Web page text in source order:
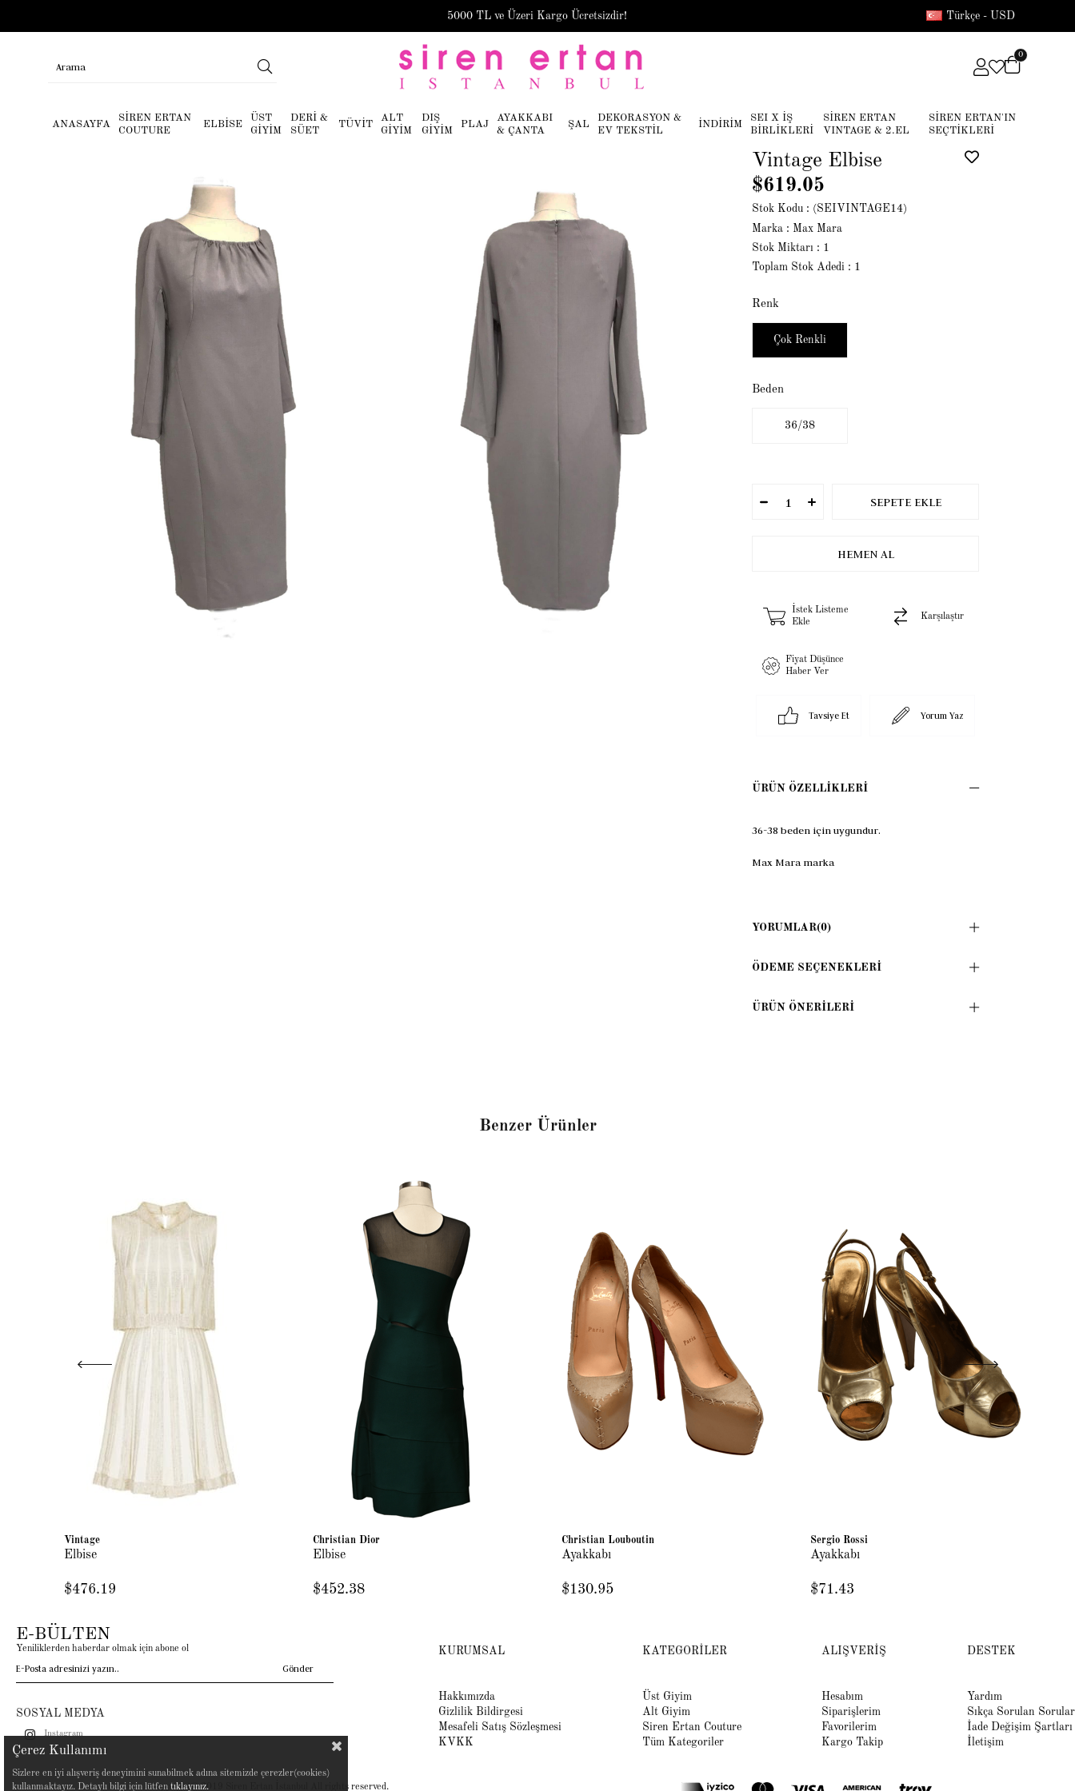
5000 TL ve Üzeri Kargo Ücretsizdir! Türkçe - USD
0
ANASAYFA
SİREN ERTAN
COUTURE
ELBİSE
ÜST
GİYİM
DERİ &
SÜET
TÜVİT
ALT
GİYİM
DIŞ
GİYİM
PLAJ
AYAKKABI
& ÇANTA
ŞAL
DEKORASYON &
EV TEKSTİL
İNDİRİM
SEI X İŞ
BİRLİKLERİ
SİREN ERTAN
VINTAGE & 2.EL
SİREN ERTAN'IN
SEÇTİKLERİ
Vintage Elbise
$619.05
Stok Kodu
(SEIVINTAGE14)
Marka : Max Mara
Stok Miktarı : 1
Toplam Stok Adedi : 1
Renk
Çok Renkli
Beden
36/38
İstek Listeme
Ekle
Karşılaştır
Fiyat Düşünce
Haber Ver
Tavsiye Et Yorum Yaz
ÜRÜN ÖZELLIKLERI
36-38 beden için uygundur.
Max Mara marka
YORUMLAR(0)
ÖDEME SEÇENEKLERI
ÜRÜN ÖNERILERI
Benzer Ürünler
Vintage
Elbise
$476.19
Christian Dior
Elbise
$452.38
Christian Louboutin
Ayakkabı
$130.95
Sergio Rossi
Ayakkabı
$71.43
E-BÜLTEN
Yeniliklerden haberdar olmak için abone ol
Gönder
SOSYAL MEDYA
Instagram
KURUMSAL
Hakkımızda
Gizlilik Bildirgesi
Mesafeli Satış Sözleşmesi
KVKK
KATEGORİLER
Üst Giyim
Alt Giyim
Siren Ertan Couture
Tüm Kategoriler
ALIŞVERİŞ
Hesabım
Siparişlerim
Favorilerim
Kargo Takip
DESTEK
Yardım
Sıkça Sorulan Sorular
İade Değişim Şartları
İletişim
Copyright© 2019 Siren Ertan İstanbul All rights reserved.
Çerez Kullanımı
Sizlere en iyi alışveriş deneyimini sunabilmek adına sitemizde çerezler(cookies)
kullanmaktayız. Detaylı bilgi için lütfen tıklayınız.